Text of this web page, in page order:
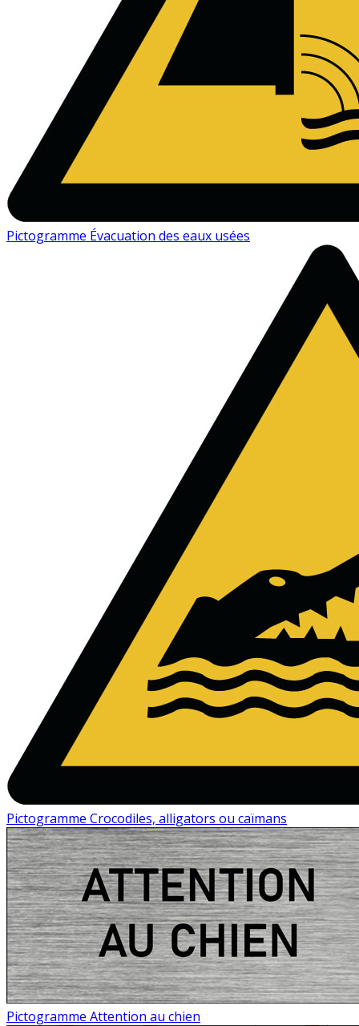
Pictogramme Évacuation des eaux usées
Pictogramme Crocodiles, alligators ou caïmans
Pictogramme Attention au chien